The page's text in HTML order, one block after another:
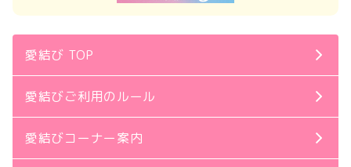
愛結び TOP
愛結びご利用のルール
愛結びコーナー案内